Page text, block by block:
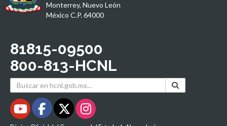
Monterrey, Nuevo León
México C.P. 64000
81815-09500
800-813-HCNL